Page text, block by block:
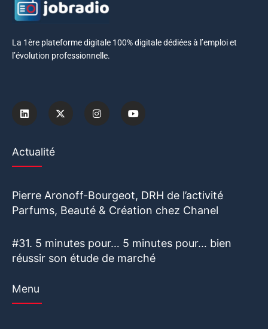
La 1ère plateforme digitale 100% digitale dédiées à l’emploi et
l’évolution professionnelle.
Actualité
Pierre Aronoff-Bourgeot, DRH de l’activité
Parfums, Beauté & Création chez Chanel
#31. 5 minutes pour… 5 minutes pour… bien
réussir son étude de marché
Menu